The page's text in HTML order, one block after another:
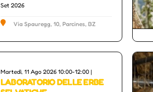
Set 2026
Via Spauregg, 10, Parcines, BZ
Martedì, 11 Ago 2026 10:00-12:00 |
LABORATORIO DELLE ERBE
Others